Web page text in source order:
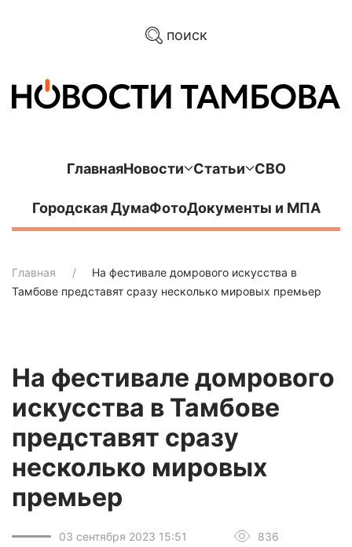
поиск
ГлавнаяНовости Статьи СВО
Городская ДумаФотоДокументы и МПА
Главная
На фестивале домрового искусства в
Тамбове представят сразу несколько мировых премьер
На фестивале домрового
искусства в Тамбове
представят сразу
несколько мировых
премьер
03 сентября 2023 15:51 836